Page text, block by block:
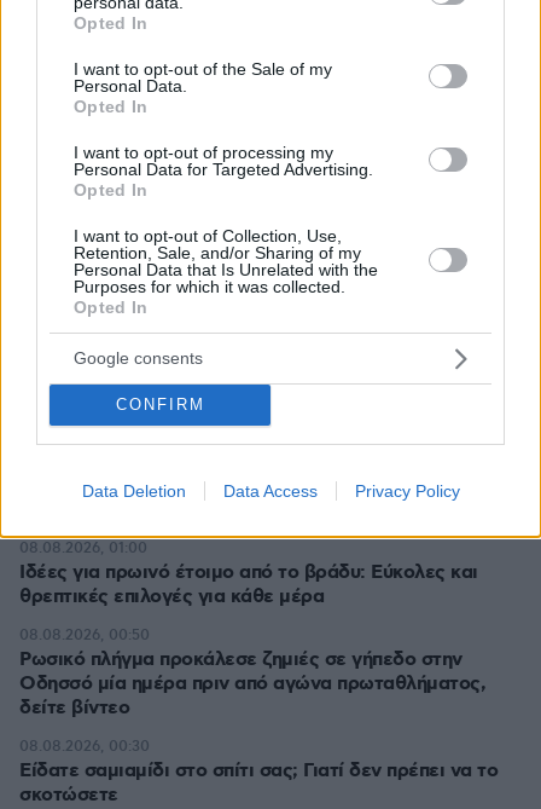
grant or deny consent to Google and its third-party tags to
use your data for below specified purposes in below Google
consent section.
Opted In
I want to opt-out of the Sale of my
Personal Data.
Opted In
I want to opt-out of processing my
Personal Data for Targeted Advertising.
Opted In
I want to opt-out of Collection, Use,
Retention, Sale, and/or Sharing of my
Personal Data that Is Unrelated with the
Purposes for which it was collected.
Opted In
Google consents
CONFIRM
Data Deletion Data Access Privacy Policy
03.08.2026, 10:56
σε Bάζει στην Aγορά Eργασίας
26.07.2026, 09:54
ΡΟΗ ΕΙΔΗΣΕΩΝ
Ειδήσεις Δημοφιλή
Αποκαλύψεις Telegraph για τον Ινφαντίνο: Η εξαψήφια
αποζημίωση σε πρώην εργαζόμενη της UEFA και η
φερόμενη σχέση τους
πριν 9 λεπτά
Ρωσία για το drone με εκρηκτικά σε γερμανικό
Ιδέες για πρωινό έτοιμο από το βράδυ: Εύκολες και
θρεπτικές επιλογές για κάθε μέρα
08.08.2026, 01:00
Ρωσικό πλήγμα προκάλεσε ζημιές σε γήπεδο στην
Οδησσό μία ημέρα πριν από αγώνα πρωταθλήματος,
δείτε βίντεο
08.08.2026, 00:50
Είδατε σαμιαμίδι στο σπίτι σας; Γιατί δεν πρέπει να το
σκοτώσετε
08.08.2026, 00:30